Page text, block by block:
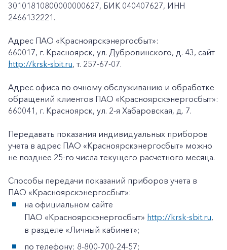
30101810800000000627, БИК 040407627, ИНН
2466132221.
Адрес ПАО «Красноярскэнергосбыт»:
660017, г. Красноярск, ул. Дубровинского, д. 43, сайт
http://krsk-sbit.ru, т. 257-67-07.
Адрес офиса по очному обслуживанию и обработке
обращений клиентов ПАО «Красноярскэнергосбыт»:
660041, г. Красноярск, ул. 2-я Хабаровская, д. 7.
Передавать показания индивидуальных приборов
учета в адрес ПАО «Красноярскэнергосбыт» можно
не позднее 25-го числа текущего расчетного месяца.
Способы передачи показаний приборов учета в
ПАО «Красноярскэнергосбыт»:
на официальном сайте
ПАО «Красноярскэнергосбыт» http://krsk-sbit.ru,
в разделе «Личный кабинет»;
по телефону: 8-800-700-24-57;